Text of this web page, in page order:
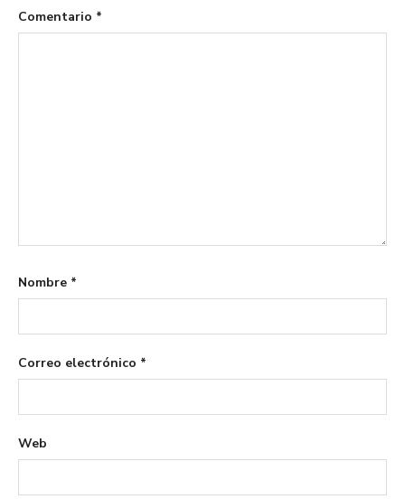
Comentario *
Nombre *
Correo electrónico *
Web